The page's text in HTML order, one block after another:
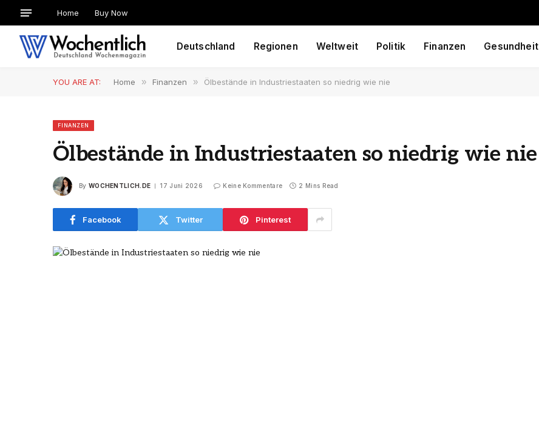
Home Buy Now
Deutschland Regionen Weltweit Politik Finanzen Gesundheit
YOU ARE AT: Home » Finanzen » Ölbestände in Industriestaaten so niedrig wie nie
FINANZEN
Ölbestände in Industriestaaten so niedrig wie nie
By WOCHENTLICH.DE 17 Juni 2026 Keine Kommentare 2 Mins Read
Facebook Twitter Pinterest